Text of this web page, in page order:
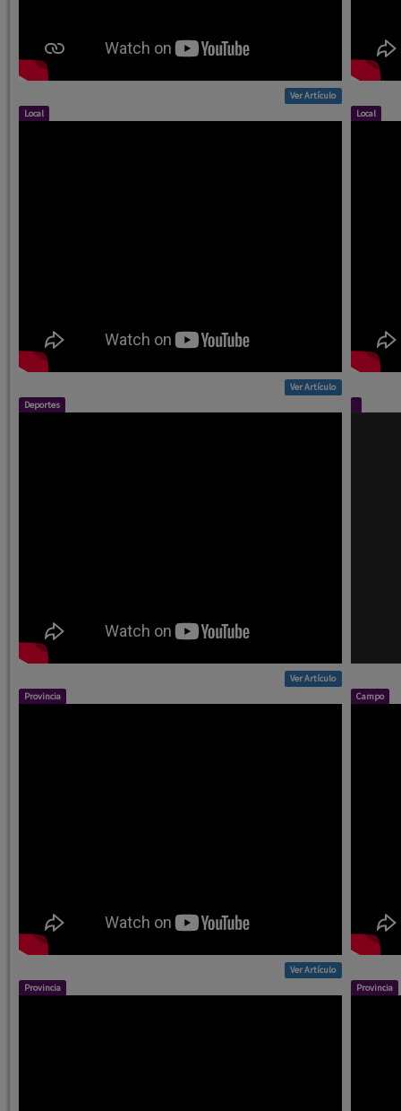
Ver Artículo
Local
Ver Artículo
Local
Deportes
Ver Artículo
Provincia
Ver Artículo
Campo
Provincia Provincia